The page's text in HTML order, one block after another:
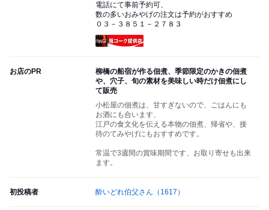
電話にて事前予約可、
数の多いおみやげの注文は予約がおすすめ
０３－３８５１－２７８３
お店のPR
柳橋の船宿が作る佃煮、季節限定のかきの佃煮
や、穴子、旬の素材を美味しい時だけ佃煮にし
て販売
小松屋の佃煮は、甘すぎないので、ごはんにも
お酒にも合います、
江戸の食文化を伝える本物の佃煮、帰省や、接
待のてみやげにもおすすめです。
常温で3週間の賞味期間です、お取り寄せも出来
ます。
初投稿者 酔いどれ伯父さん （1617）